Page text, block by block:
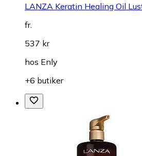
LANZA Keratin Healing Oil
fr.
537 kr
hos Enly
+6 butiker